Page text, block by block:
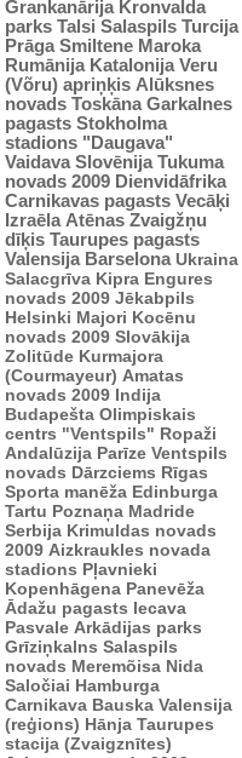
Grankanārija Kronvalda
parks Talsi Salaspils Turcija
Prāga Smiltene Maroka
Rumānija Katalonija Veru
(Võru) apriņķis Alūksnes
novads Toskāna Garkalnes
pagasts Stokholma
stadions "Daugava"
Vaidava Slovēnija Tukuma
novads 2009 Dienvidāfrika
Carnikavas pagasts Vecāķi
Izraēla Atēnas Zvaigžņu
dīķis Taurupes pagasts
Valensija Barselona Ukraina
Salacgrīva Kipra Engures
novads 2009 Jēkabpils
Helsinki Majori Kocēnu
novads 2009 Slovākija
Zolitūde Kurmajora
(Courmayeur) Amatas
novads 2009 Indija
Budapešta Olimpiskais
centrs "Ventspils" Ropaži
Andalūzija Parīze Ventspils
novads Dārzciems Rīgas
Sporta manēža Edinburga
Tartu Poznaņa Madride
Serbija Krimuldas novads
2009 Aizkraukles novada
stadions Pļavnieki
Kopenhāgena Panevēža
Ādažu pagasts Iecava
Pasvale Arkādijas parks
Grīziņkalns Salaspils
novads Meremõisa Nida
Saločiai Hamburga
Carnikava Bauska Valensija
(reģions) Hānja Taurupes
stacija (Zvaigznītes)